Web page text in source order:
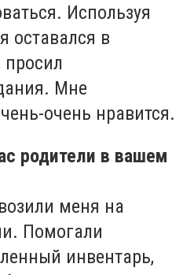
Используя
оставался в
просил
Мне
очень нравится.
родители в вашем
меня на
Помогали
инвентарь,